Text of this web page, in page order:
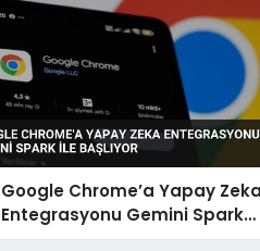
Google Chrome’a Yapay
Entegrasyonu Gemini Spark
ile Başlıyor